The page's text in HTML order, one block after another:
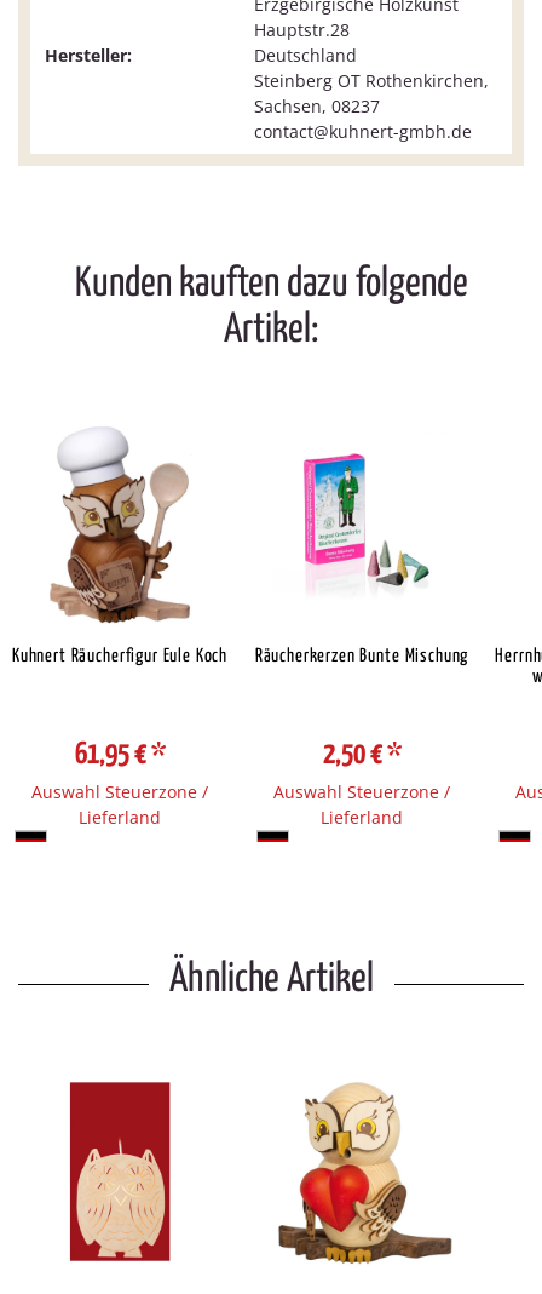
Hersteller:
Hauptstr.28
Deutschland
Steinberg OT Rothenkirchen,
Sachsen, 08237
contact@kuhnert-gmbh.de
Kunden kauften dazu folgende
Artikel:
Kuhnert Räucherfigur Eule Koch
61,95 €*
Auswahl Steuerzone /
Lieferland
Räucherkerzen Bunte Mischung
2,50 €*
Auswahl Steuerzone /
Lieferland
Ähnliche Artikel